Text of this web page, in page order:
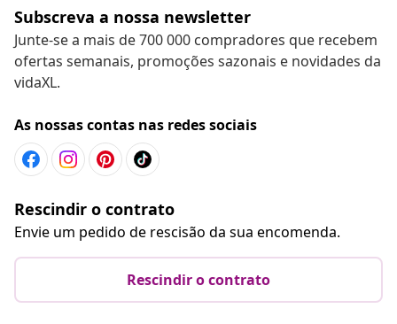
Subscreva a nossa newsletter
Junte-se a mais de 700 000 compradores que recebem
ofertas semanais, promoções sazonais e novidades da
vidaXL.
As nossas contas nas redes sociais
Rescindir o contrato
Envie um pedido de rescisão da sua encomenda.
Rescindir o contrato